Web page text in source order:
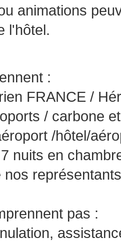
animations
l'hôtel.
:
FRANCE /
/ carbone
/hôtel/
nuits en
nos
pas :